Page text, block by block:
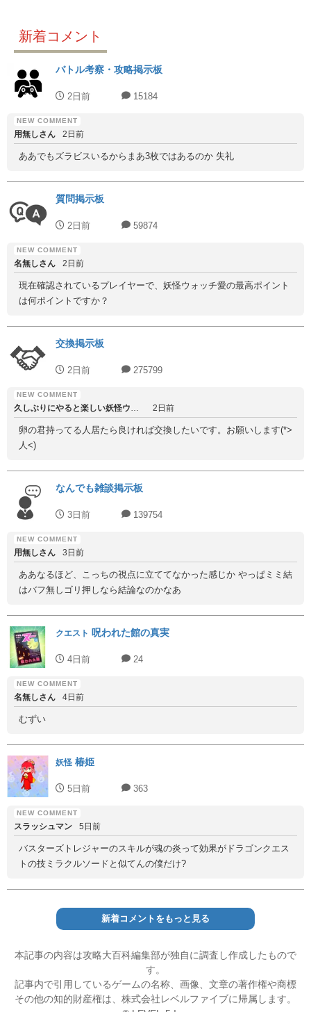
新着コメント
バトル考察・攻略掲示板
2日前 15184
用無しさん 2日前
ああでもズラビスいるからまあ3枚ではあるのか 失礼
質問掲示板
2日前 59874
名無しさん 2日前
現在確認されているプレイヤーで、妖怪ウォッチ愛の最高ポイント
は何ポイントですか？
交換掲示板
2日前 275799
2日前
卵の君持ってる人居たら良ければ交換したいです。お願いします(*>
人<)
なんでも雑談掲示板
3日前 139754
用無しさん 3日前
ああなるほど、こっちの視点に立ててなかった感じか やっぱミミ結
はバフ無しゴリ押しなら結論なのかなあ
クエスト 呪われた館の真実
4日前 24
名無しさん 4日前
むずい
妖怪 椿姫
5日前 363
スラッシュマン 5日前
バスターズトレジャーのスキルが魂の炎って効果がドラゴンクエス
トの技ミラクルソードと似てんの僕だけ?
新着コメントをもっと見る
本記事の内容は攻略大百科編集部が独自に調査し作成したもので
す。
記事内で引用しているゲームの名称、画像、文章の著作権や商標
その他の知的財産権は、株式会社レベルファイブに帰属します。